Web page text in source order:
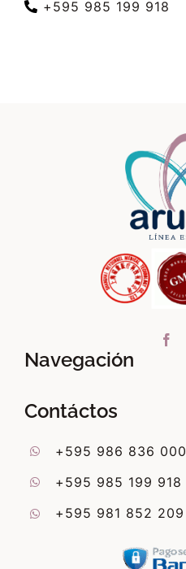
+595 985 199 918
Navegación
Contáctos
+595 986 836 000
+595 985 199 918
+595 981 852 209